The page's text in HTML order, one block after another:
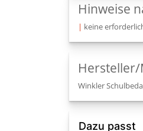
Hinweise
| keine
Winkler
Dazu passt